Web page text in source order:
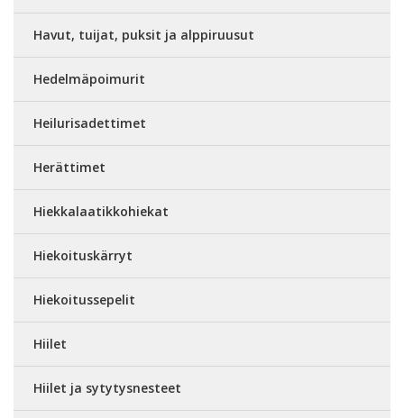
Havut, tuijat, puksit ja alppiruusut
Hedelmäpoimurit
Heilurisadettimet
Herättimet
Hiekkalaatikkohiekat
Hiekoituskärryt
Hiekoitussepelit
Hiilet
Hiilet ja sytytysnesteet